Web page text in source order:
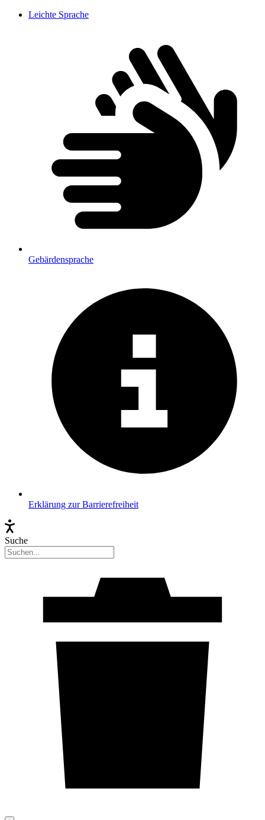
Leichte Sprache
Gebärdensprache
Erklärung zur Barrierefreiheit
Suche